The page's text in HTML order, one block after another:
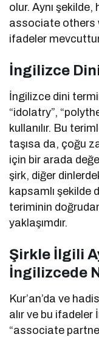
olur. Aynı
associate others
ifadeler
İngilizce
İngilizce dini
“idolatry”,
kullanılır. Bu
taşısa da, çoğu
için bir arada
şirk, diğer
kapsamlı şekilde
teriminin
yaklaşımdır.
Şirkle İlgili
İngilizcede
Kur’an’da ve
alır ve bu
“associate